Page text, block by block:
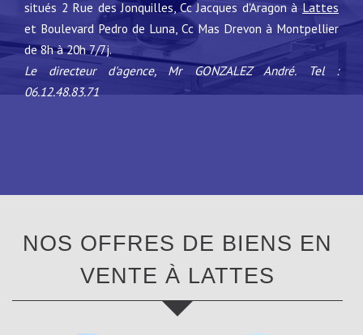
situés 2 Rue des Jonquilles, Cc Jacques d'Aragon àLattes
et Boulevard Pedro de Luna, Cc Mas Drevon à Montpellier
de 8h à 20h 7/7j.
Le directeur d'agence, Mr GONZALEZ André.
Tel :
06.12.48.83.71
NOS OFFRES DE BIENS EN
VENTE À LATTES